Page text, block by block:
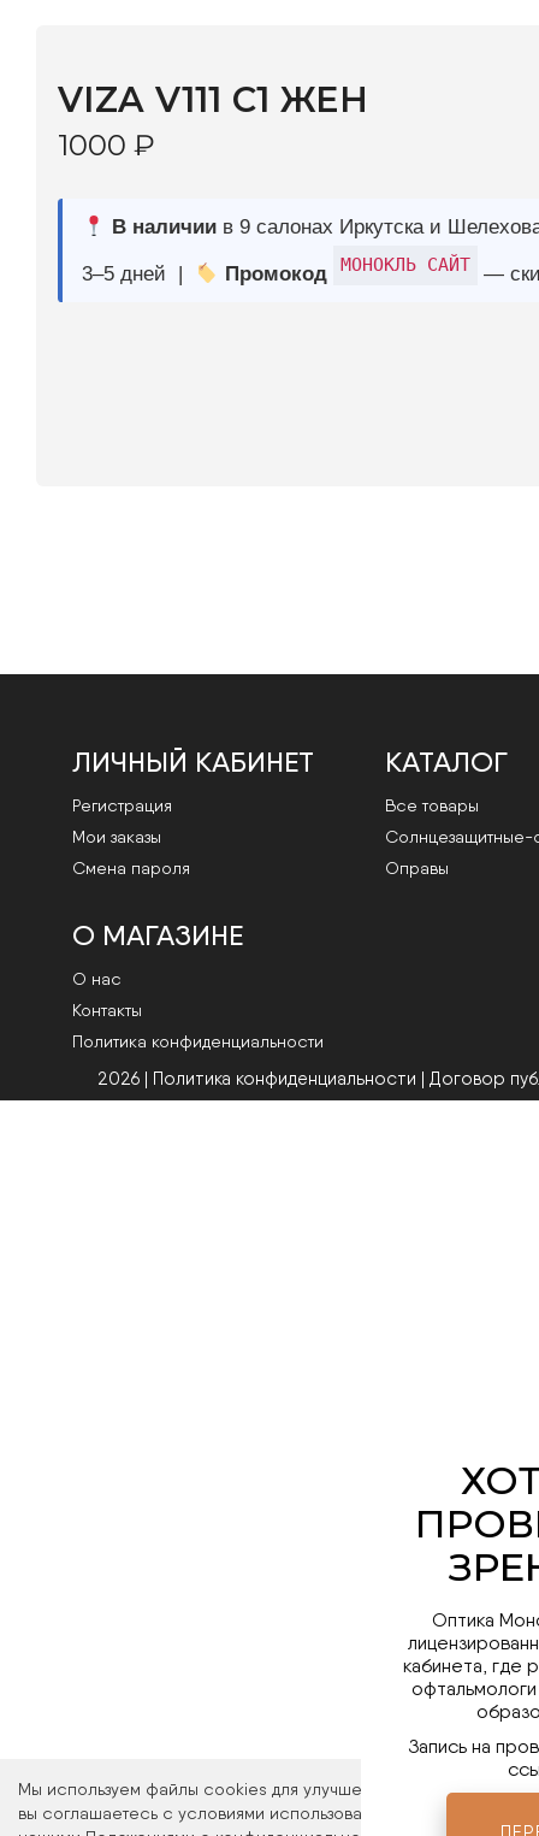
Мы используем файлы cookies для улучшения работы сайта.
вы соглашаетесь с условиями использования файлов cookies.
3–5 дней | Промокод
ЛИЧНЫЙ КАБИНЕТ
Регистрация
Мои заказы
Смена пароля
КАТАЛОГ
Все товары
Cолнцезащитные-
Оправы
О МАГАЗИНЕ
О нас
Контакты
Политика конфиденциальности
2026 | Политика конфиденциальности | Договор
Оптика
кабинета, где
Запись на